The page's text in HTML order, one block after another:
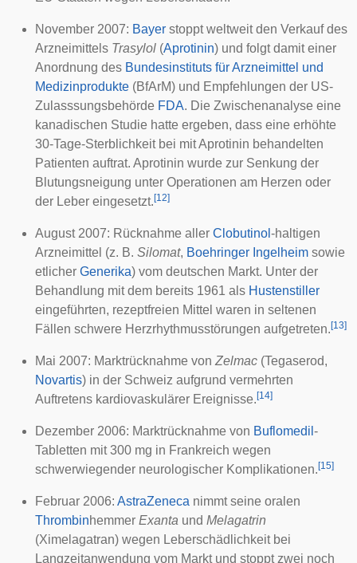
November 2007: Bayer stoppt weltweit den Verkauf des
Arzneimittels Trasylol (Aprotinin) und folgt damit einer
Anordnung des Bundesinstituts für Arzneimittel und
Medizinprodukte (BfArM) und Empfehlungen der US-
Zulasssungsbehörde FDA. Die Zwischenanalyse eine
kanadischen Studie hatte ergeben, dass eine erhöhte
30-Tage-Sterblichkeit bei mit Aprotinin behandelten
Patienten auftrat. Aprotinin wurde zur Senkung der
Blutungsneigung unter Operationen am Herzen oder
der Leber eingesetzt. [12]
August 2007: Rücknahme aller Clobutinol -haltigen
Arzneimittel (z. B. Silomat, Boehringer Ingelheim sowie
etlicher Generika) vom deutschen Markt. Unter der
Behandlung mit dem bereits 1961 als Hustenstiller
eingeführten, rezeptfreien Mittel waren in seltenen
Fällen schwere Herzrhythmusstörungen aufgetreten. [13]
Mai 2007: Marktrücknahme von Zelmac (Tegaserod,
Novartis) in der Schweiz aufgrund vermehrten
Auftretens kardiovaskulärer Ereignisse. [14]
Dezember 2006: Marktrücknahme von Buflomedil -
Tabletten mit 300 mg in Frankreich wegen
schwerwiegender neurologischer Komplikationen. [15]
Februar 2006: AstraZeneca nimmt seine oralen
Thrombinhemmer Exanta und Melagatrin
(Ximelagatran) wegen Leberschädlichkeit bei
Langzeitanwendung vom Markt und stoppt zwei noch